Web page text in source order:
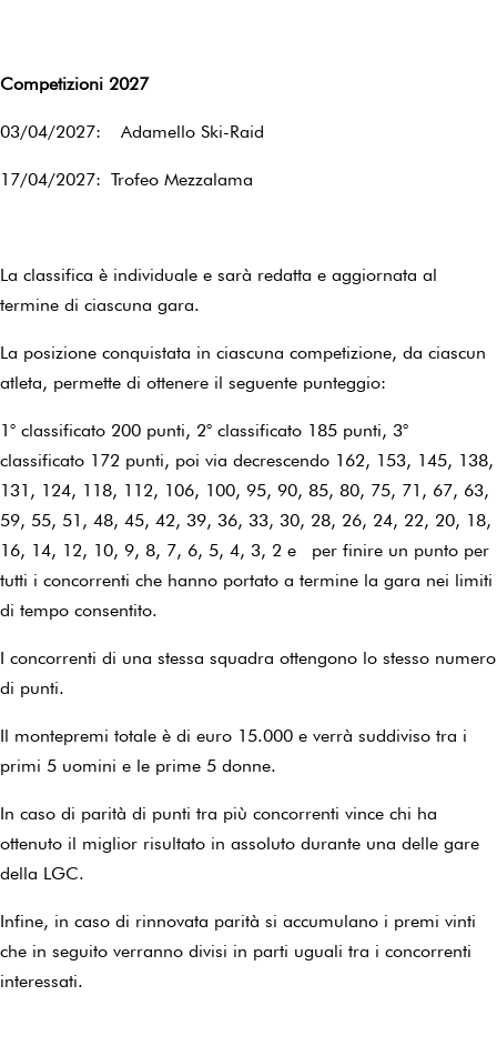
Competizioni 2027
03/04/2027: Adamello Ski-Raid
17/04/2027: Trofeo Mezzalama
La classifica è individuale e sarà redatta e aggiornata al
termine di ciascuna gara.
La posizione conquistata in ciascuna competizione, da ciascun
atleta, permette di ottenere il seguente punteggio:
1° classificato 200 punti, 2° classificato 185 punti, 3°
classificato 172 punti, poi via decrescendo 162, 153, 145, 138,
131, 124, 118, 112, 106, 100, 95, 90, 85, 80, 75, 71, 67, 63,
59, 55, 51, 48, 45, 42, 39, 36, 33, 30, 28, 26, 24, 22, 20, 18,
16, 14, 12, 10, 9, 8, 7, 6, 5, 4, 3, 2 e per finire un punto per
tutti i concorrenti che hanno portato a termine la gara nei limiti
di tempo consentito.
I concorrenti di una stessa squadra ottengono lo stesso numero
di punti.
Il montepremi totale è di euro 15.000 e verrà suddiviso tra i
primi 5 uomini e le prime 5 donne.
In caso di parità di punti tra più concorrenti vince chi ha
ottenuto il miglior risultato in assoluto durante una delle gare
della LGC.
Infine, in caso di rinnovata parità si accumulano i premi vinti
che in seguito verranno divisi in parti uguali tra i concorrenti
interessati.